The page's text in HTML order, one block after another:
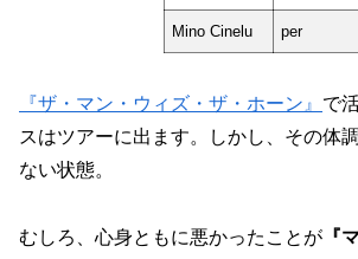
Mino Cinelu per
『ザ・マン・ウィズ・ザ・ホーン』 で
スはツアーに出ます。しかし、その体
ない状態。
むしろ、心身ともに悪かったことが 『